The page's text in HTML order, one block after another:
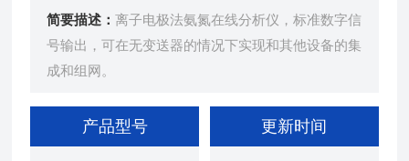
简要描述：离子电极法氨氮在线分析仪，标准数字信
号输出，可在无变送器的情况下实现和其他设备的集
成和组网。
产品型号 更新时间